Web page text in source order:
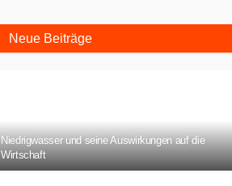
Neue Beiträge
Niedrigwasser und seine Auswirkungen auf die
Wirtschaft